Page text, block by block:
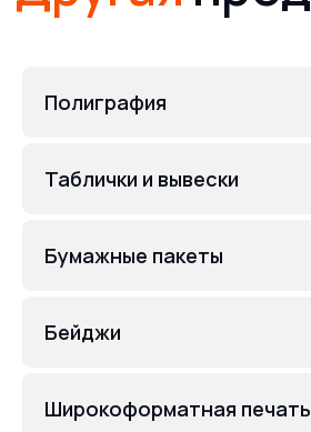
Полиграфия
Таблички и вывески
Бумажные пакеты
Бейджи
Широкоформатная печать